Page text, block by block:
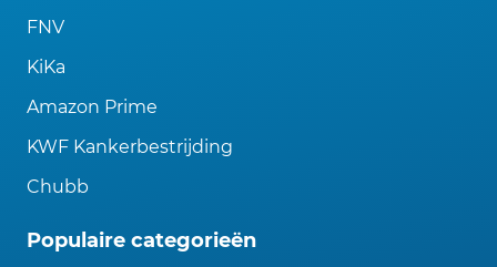
FNV
KiKa
Amazon Prime
KWF Kankerbestrijding
Chubb
Populaire categorieën